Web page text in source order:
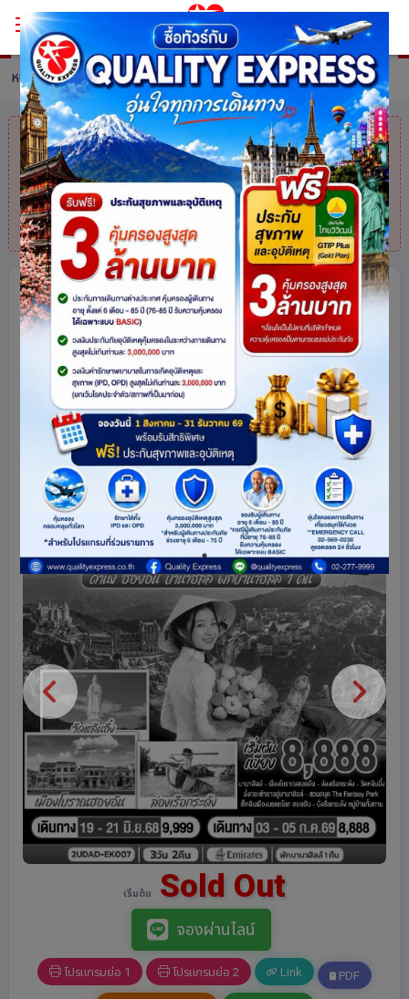
หน้าหลัก ทัวร์ Vietnam รายละเอียดทัวร์
คุณมาช้าไปแล้ว สินค้าหมดแล้วค่ะแต่ไม่
ต้องห่วง! สอบถามสินค้าคล้ายกันได้ที่
โทร.025113000
ราคาสุดคุ้ม เที่ยวครบทุกไฮไลต์
เวียดนามกลาง ดานัง ฮอยอัน บานาฮิลล์
พักบานาฮิลล์ 1 คืน 3 วัน 2คืน โดยสาย
การบิน Emirates (EK)
เข้าร้านช็อปปิ้ง
เวียดนาม 3463 share
ดูโปรแกรมทัวร์
เริ่มต้น Sold Out
จองผ่านไลน์
โปรแกรมย่อ 1 โปรแกรมย่อ 2 Link PDF